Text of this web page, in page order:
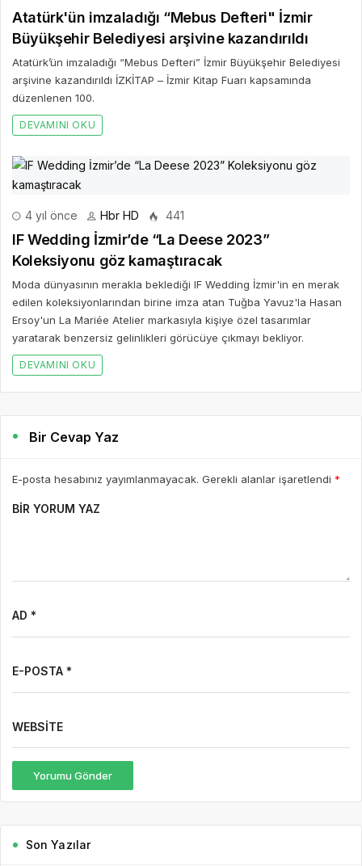
Atatürk'ün imzaladığı “Mebus Defteri" İzmir
Büyükşehir Belediyesi arşivine kazandırıldı
Atatürk’ün imzaladığı “Mebus Defteri” İzmir Büyükşehir Belediyesi
arşivine kazandırıldı İZKİTAP – İzmir Kitap Fuarı kapsamında
düzenlenen 100.
DEVAMINI OKU
4 yıl önce Hbr HD 441
IF Wedding İzmir’de “La Deese 2023”
Koleksiyonu göz kamaştıracak
Moda dünyasının merakla beklediği IF Wedding İzmir'in en merak
edilen koleksiyonlarından birine imza atan Tuğba Yavuz'la Hasan
Ersoy'un La Mariée Atelier markasıyla kişiye özel tasarımlar
yaratarak benzersiz gelinlikleri görücüye çıkmayı bekliyor.
DEVAMINI OKU
Bir Cevap Yaz
E-posta hesabınız yayımlanmayacak. Gerekli alanlar işaretlendi *
BIR YORUM YAZ
AD *
E-POSTA *
WEBSITE
Yorumu Gönder
Son Yazılar